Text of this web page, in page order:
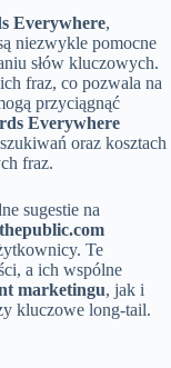
Everywhere,
niezwykle pomocne
słów kluczowych.
fraz, co pozwala na
przyciągnąć
Everywhere
oraz kosztach
fraz.
sugestie na
Te
a ich wspólne
marketingu, jak i
kluczowe long-tail.